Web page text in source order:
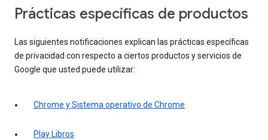
Prácticas específicas de productos
Las siguientes notificaciones explican las prácticas específicas
de privacidad con respecto a ciertos productos y servicios de
Google que usted puede utilizar:
Chrome y Sistema operativo de Chrome
Play Libros